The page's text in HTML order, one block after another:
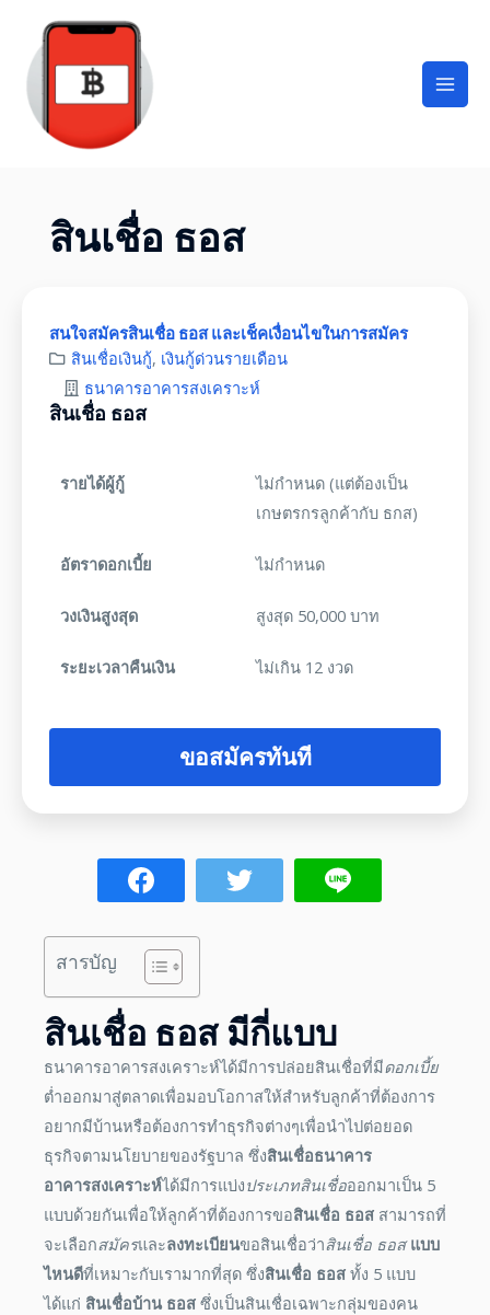
สินเชื่อ ธอส
สนใจสมัครสินเชื่อ ธอส และเช็คเงื่อนไขในการสมัคร
สินเชื่อเงินกู้, เงินกู้ด่วนรายเดือน
ธนาคารอาคารสงเคราะห์
สินเชื่อ ธอส
รายได้ผู้กู้
ไม่กำหนด (แต่ต้องเป็น
เกษตรกรลูกค้ากับ ธกส)
อัตราดอกเบี้ย ไม่กำหนด
วงเงินสูงสุด สูงสุด 50,000 บาท
ระยะเวลาคืนเงิน ไม่เกิน 12 งวด
ขอสมัครทันที
สารบัญ
สินเชื่อ ธอสมีกี่แบบ
ธนาคารอาคารสงเคราะห์ได้มีการปล่อยสินเชื่อที่มีดอกเบี้ย
ต่ำออกมาสู่ตลาดเพื่อมอบโอกาสให้สำหรับลูกค้าที่ต้องการ
อยากมีบ้านหรือต้องการทำธุรกิจต่างๆเพื่อนำไปต่อยอด
ธุรกิจตามนโยบายของรัฐบาล ซึ่งสินเชื่อธนาคาร
อาคารสงเคราะห์ได้มีการแบ่งประเภทสินเชื่อออกมาเป็น 5
แบบด้วยกันเพื่อให้ลูกค้าที่ต้องการขอสินเชื่อ ธอส สามารถที่
จะเลือกสมัครและลงทะเบียนขอสินเชื่อว่าสินเชื่อ ธอส แบบ
ไหนดีที่เหมาะกับเรามากที่สุด ซึ่งสินเชื่อ ธอส ทั้ง 5 แบบ
ได้แก่ สินเชื่อบ้าน ธอส ซึ่งเป็นสินเชื่อเฉพาะกลุ่มของคน